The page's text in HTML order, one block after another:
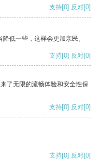
支持[0] 反对[0]
低一些，这样会更加亲民。
支持[0] 反对[0]
了无限的流畅体验和安全性保
支持[0] 反对[0]
支持[0] 反对[0]